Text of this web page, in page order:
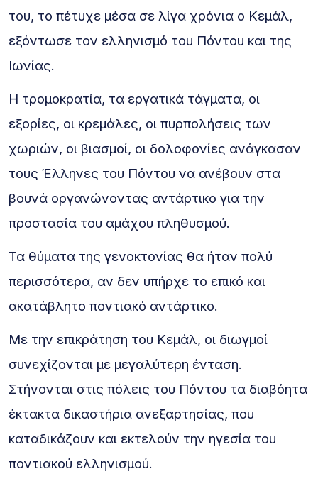
του, το πέτυχε μέσα σε λίγα χρόνια ο Κεμάλ,
εξόντωσε τον ελληνισμό του Πόντου και της
Ιωνίας.
Η τρομοκρατία, τα εργατικά τάγματα, οι
εξορίες, οι κρεμάλες, οι πυρπολήσεις των
χωριών, οι βιασμοί, οι δολοφονίες ανάγκασαν
τους Έλληνες του Πόντου να ανέβουν στα
βουνά οργανώνοντας αντάρτικο για την
προστασία του αμάχου πληθυσμού.
Τα θύματα της γενοκτονίας θα ήταν πολύ
περισσότερα, αν δεν υπήρχε το επικό και
ακατάβλητο ποντιακό αντάρτικο.
Με την επικράτηση του Κεμάλ, οι διωγμοί
συνεχίζονται με μεγαλύτερη ένταση.
Στήνονται στις πόλεις του Πόντου τα διαβόητα
έκτακτα δικαστήρια ανεξαρτησίας, που
καταδικάζουν και εκτελούν την ηγεσία του
ποντιακού ελληνισμού.